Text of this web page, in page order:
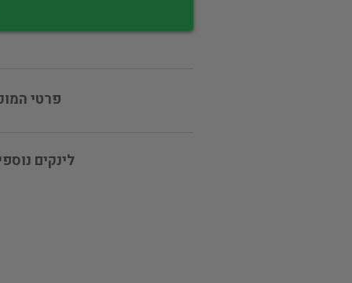
פרטי
לינקים